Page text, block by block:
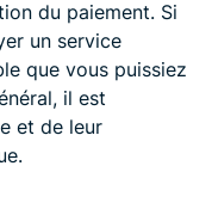
du paiement. Si
un service
que vous puissiez
il est
et de leur